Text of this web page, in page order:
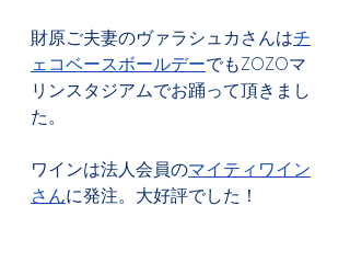
財原ご夫妻のヴァラシュカさんはチ
ェコベースボールデーでもZOZOマ
リンスタジアムでお踊って頂きまし
た。
ワインは法人会員のマイティワイン
さんに発注。大好評でした！